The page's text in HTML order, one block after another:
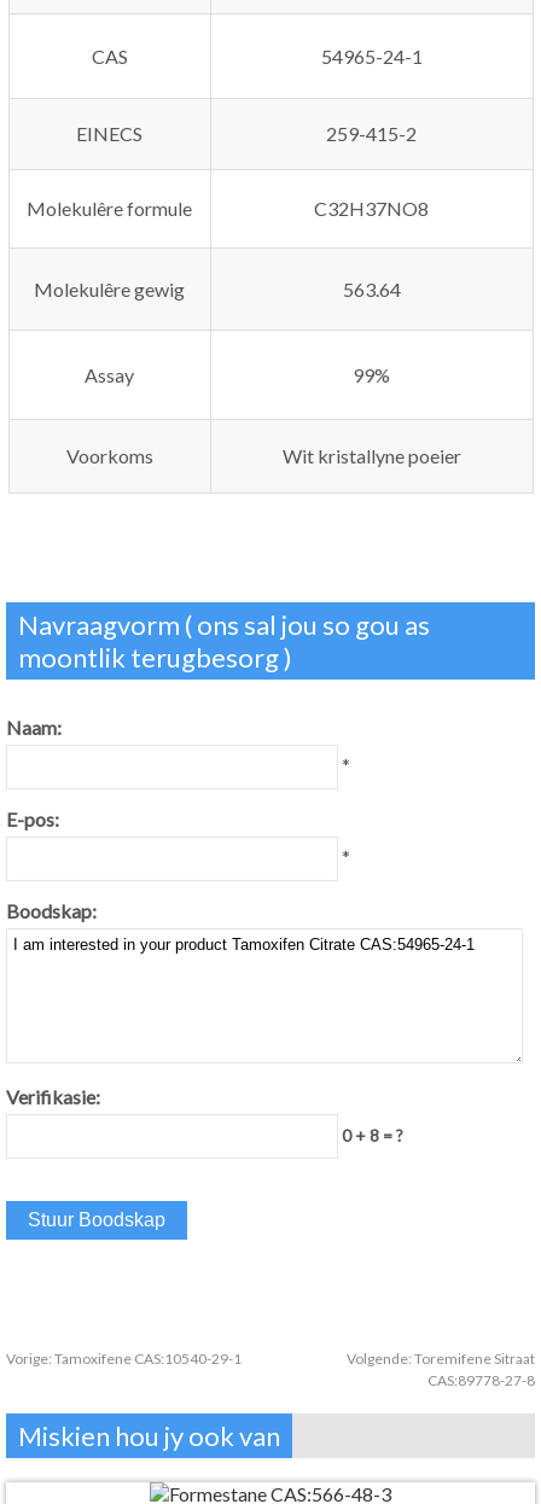
CAS 54965-24-1
EINECS 259-415-2
Molekulêre formule C32H37NO8
Molekulêre gewig 563.64
Assay 99%
Voorkoms Wit kristallyne poeier
Navraagvorm ( ons sal jou so gou as
moontlik terugbesorg )
Naam:
*
E-pos:
*
Boodskap:
Verifikasie:
0 + 8 = ?
Vorige: Tamoxifene CAS:10540-29-1 Volgende: Toremifene Sitraat
CAS:89778-27-8
Miskien hou jy ook van